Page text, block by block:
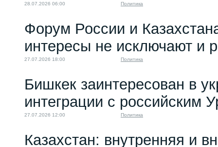
28.07.2026 06:00 Политика
Форум России и
интересы не исключают и
27.07.2026 18:00 Политика
Бишкек заинтересован в
интеграции с российским
27.07.2026 12:00 Политика
Казахстан: внутренняя и